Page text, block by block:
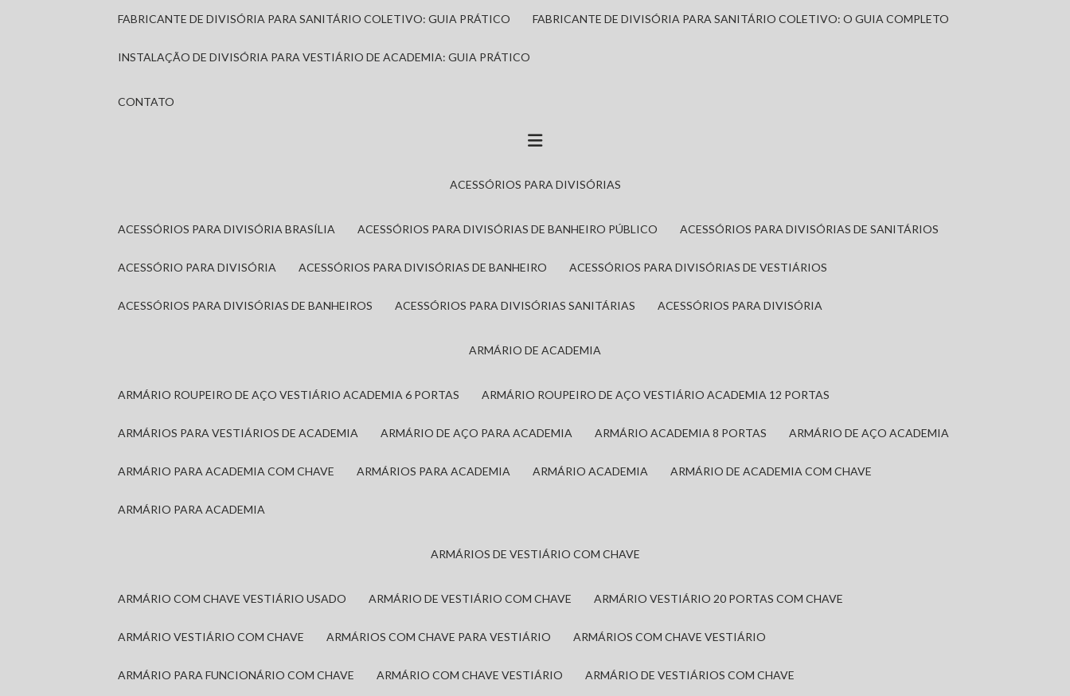
FABRICANTE DE DIVISÓRIA PARA SANITÁRIO COLETIVO: GUIA PRÁTICO FABRICANTE DE DIVISÓRIA PARA SANITÁRIO COLETIVO: O GUIA COMPLETO
INSTALAÇÃO DE DIVISÓRIA PARA VESTIÁRIO DE ACADEMIA: GUIA PRÁTICO
CONTATO
ACESSÓRIOS PARA DIVISÓRIAS
ACESSÓRIOS PARA DIVISÓRIA BRASÍLIA ACESSÓRIOS PARA DIVISÓRIAS DE BANHEIRO PÚBLICO ACESSÓRIOS PARA DIVISÓRIAS DE SANITÁRIOS
ACESSÓRIO PARA DIVISÓRIA ACESSÓRIOS PARA DIVISÓRIAS DE BANHEIRO ACESSÓRIOS PARA DIVISÓRIAS DE VESTIÁRIOS
ACESSÓRIOS PARA DIVISÓRIAS DE BANHEIROS ACESSÓRIOS PARA DIVISÓRIAS SANITÁRIAS ACESSÓRIOS PARA DIVISÓRIA
ARMÁRIO DE ACADEMIA
ARMÁRIO ROUPEIRO DE AÇO VESTIÁRIO ACADEMIA 6 PORTAS ARMÁRIO ROUPEIRO DE AÇO VESTIÁRIO ACADEMIA 12 PORTAS
ARMÁRIOS PARA VESTIÁRIOS DE ACADEMIA ARMÁRIO DE AÇO PARA ACADEMIA ARMÁRIO ACADEMIA 8 PORTAS ARMÁRIO DE AÇO ACADEMIA
ARMÁRIO PARA ACADEMIA COM CHAVE ARMÁRIOS PARA ACADEMIA ARMÁRIO ACADEMIA ARMÁRIO DE ACADEMIA COM CHAVE
ARMÁRIO PARA ACADEMIA
ARMÁRIOS DE VESTIÁRIO COM CHAVE
ARMÁRIO COM CHAVE VESTIÁRIO USADO ARMÁRIO DE VESTIÁRIO COM CHAVE ARMÁRIO VESTIÁRIO 20 PORTAS COM CHAVE
ARMÁRIO VESTIÁRIO COM CHAVE ARMÁRIOS COM CHAVE PARA VESTIÁRIO ARMÁRIOS COM CHAVE VESTIÁRIO
ARMÁRIO PARA FUNCIONÁRIO COM CHAVE ARMÁRIO COM CHAVE VESTIÁRIO ARMÁRIO DE VESTIÁRIOS COM CHAVE